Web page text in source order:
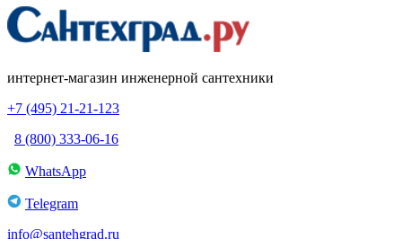
интернет-магазин инженерной сантехники
+7 (495) 21-21-123
8 (800) 333-06-16
WhatsApp
Telegram
info@santehgrad.ru